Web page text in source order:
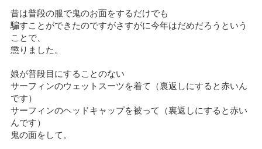
昔は普段の服で鬼のお面をするだけでも
騙すことができたのですがさすがに今年はだめだろうという
ことで、
懲りました。
娘が普段目にすることのない
サーフィンのウェットスーツを着て（裏返しにすると赤いん
です）
サーフィンのヘッドキャップを被って（裏返しにすると赤い
んです）
鬼の面をして。